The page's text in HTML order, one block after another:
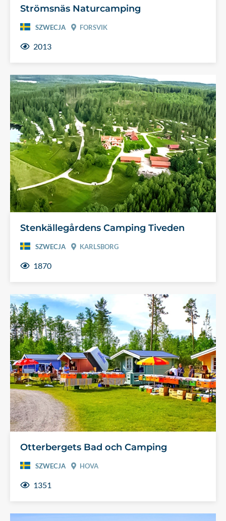
Strömsnäs Naturcamping
SZWECJA FORSVIK
2013
Stenkällegårdens Camping Tiveden
SZWECJA KARLSBORG
1870
Otterbergets Bad och Camping
SZWECJA HOVA
1351